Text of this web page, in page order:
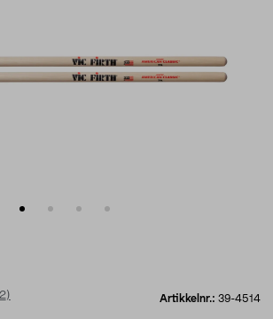
Artikkelnr.: 39-4514
2)